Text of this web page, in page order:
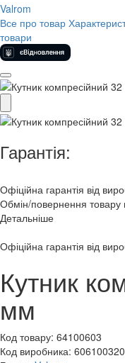
Valrom
Все про товар
товари
Гарантія:
Офіційна гарантія від
Обмін/повернення товару
Детальніше
Офіційна гарантія від
Кутник
мм
Код товару: 64100603
Код виробника: